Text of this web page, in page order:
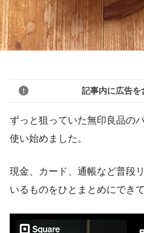
記事内に広告を
ずっと狙っていた無印良品の
使い始めました。
現金、カード、通帳など普段
いるものをひとまとめにでき